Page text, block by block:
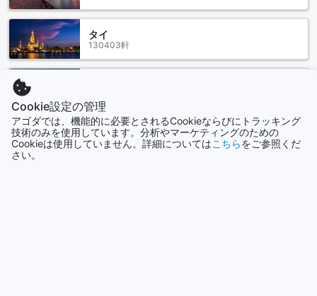
は、特に夜間でも安心して移動できるので、快適な旅を楽し
むことができます。
サビハ・ギョクチェン空港からホテルまでの移動も簡単で
す。この空港からは、空港シャトルバスが定期的に運行して
おり、イスタンブールの主要なエリアへアクセスできます。
ーを利用することで、より早く、直行でホテルに到着するこ
とも可能です。どちらの空港からも、ホテル・ベヤズサラ
イ・オールドシティは、イスタンブールの歴史的な魅力を感
じながら、快適に滞在できる素晴らしいロケーションにあり
ます。
タイ
130403軒
シンガポール
Cookie設定の管理
アゴダでは、機能的に必要とされるCookieならびにトラッキング
技術のみを使用しています。分析やマーケティングのための
Cookieは使用していません。詳細についてはこちらをご参照くだ
さい。